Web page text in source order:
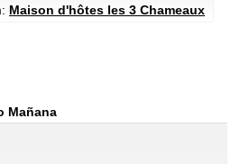
Maison d'hôtes les 3 Chameaux
Mañana